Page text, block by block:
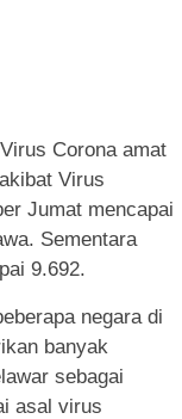
Corona amat
Virus
Jumat mencapai
Sementara
9.692.
negara di
banyak
sebagai
asal virus